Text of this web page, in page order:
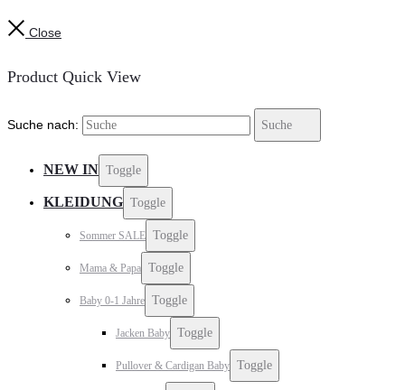
Close
Product Quick View
Suche nach: Suche
NEW IN Toggle
KLEIDUNG Toggle
Sommer SALE Toggle
Mama & Papa Toggle
Baby 0-1 Jahre Toggle
Jacken Baby Toggle
Pullover & Cardigan Baby Toggle